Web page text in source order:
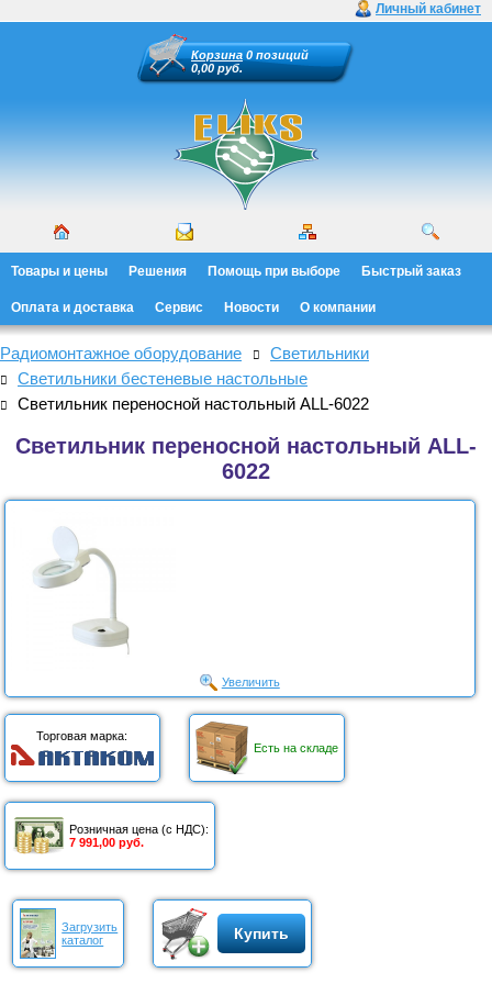
Личный кабинет
Корзина 0 позиций
0,00 руб.
Товары и цены Решения Помощь при выборе Быстрый заказ
Оплата и доставка Сервис Новости О компании
Радиомонтажное оборудование
Светильники
Светильники бестеневые настольные
Светильник переносной настольный ALL-6022
Светильник переносной настольный ALL-
6022
Увеличить
Торговая марка:
Есть на складе
Розничная цена (с НДС):
7 991,00 руб.
Загрузить
каталог
Купить